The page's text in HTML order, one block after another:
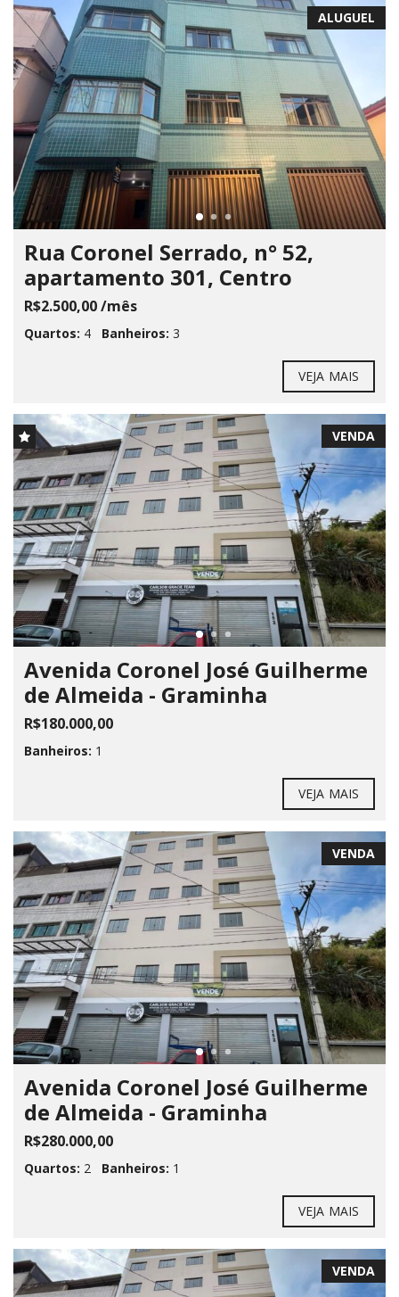
ALUGUEL
Rua Coronel Serrado, n° 52,
apartamento 301, Centro
R$2.500,00 /mês
Quartos: 4 Banheiros: 3
VEJA MAIS
VENDA
Avenida Coronel José Guilherme
de Almeida - Graminha
R$180.000,00
Banheiros: 1
VEJA MAIS
VENDA
Avenida Coronel José Guilherme
de Almeida - Graminha
R$280.000,00
Quartos: 2 Banheiros: 1
VEJA MAIS
VENDA